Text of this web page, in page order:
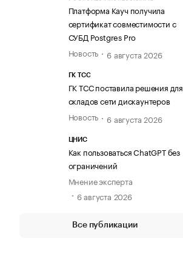
Платформа Кауч получила
сертификат совместимости с
СУБД Postgres Pro
Новость
6 августа 2026
ГК ТСС
ГК ТСС поставила решения для
складов сети дискаунтеров
Новость
6 августа 2026
ЦНИС
Как пользоваться ChatGPT без
ограничений
Мнение эксперта
6 августа 2026
Все публикации